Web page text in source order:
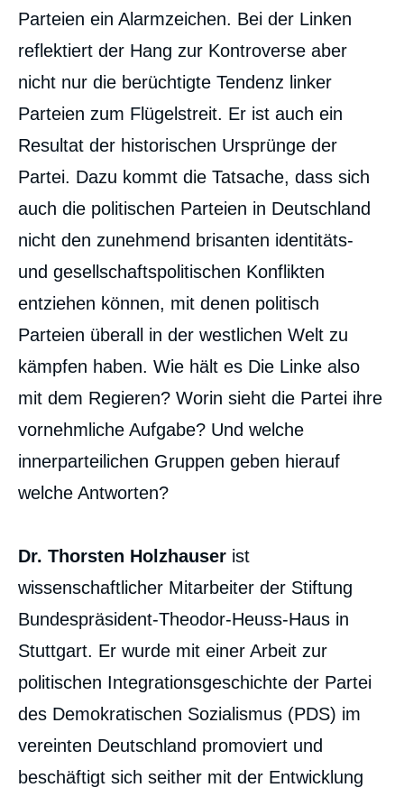
Parteien ein Alarmzeichen. Bei der Linken
reflektiert der Hang zur Kontroverse aber
nicht nur die berüchtigte Tendenz linker
Parteien zum Flügelstreit. Er ist auch ein
Resultat der historischen Ursprünge der
Partei. Dazu kommt die Tatsache, dass sich
auch die politischen Parteien in Deutschland
nicht den zunehmend brisanten identitäts-
und gesellschaftspolitischen Konflikten
entziehen können, mit denen politisch
Parteien überall in der westlichen Welt zu
kämpfen haben. Wie hält es Die Linke also
mit dem Regieren? Worin sieht die Partei ihre
vornehmliche Aufgabe? Und welche
innerparteilichen Gruppen geben hierauf
welche Antworten?
Dr. Thorsten Holzhauser ist
wissenschaftlicher Mitarbeiter der Stiftung
Bundespräsident-Theodor-Heuss-Haus in
Stuttgart. Er wurde mit einer Arbeit zur
politischen Integrationsgeschichte der Partei
des Demokratischen Sozialismus (PDS) im
vereinten Deutschland promoviert und
beschäftigt sich seither mit der Entwicklung